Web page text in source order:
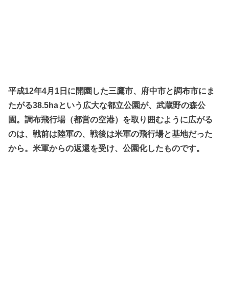
平成12年4月1日に開園した三鷹市、府中市と調布市にま
たがる38.5haという広大な都立公園が、武蔵野の森公
園。調布飛行場（都営の空港）を取り囲むように広がる
のは、戦前は陸軍の、戦後は米軍の飛行場と基地だった
から。米軍からの返還を受け、公園化したものです。